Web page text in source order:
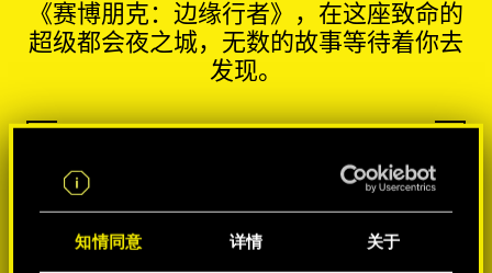
知情同意 详情 关于
《赛博朋克：边缘行者》，在这座致命的
超级都会夜之城，无数的故事等待着你去
发现。